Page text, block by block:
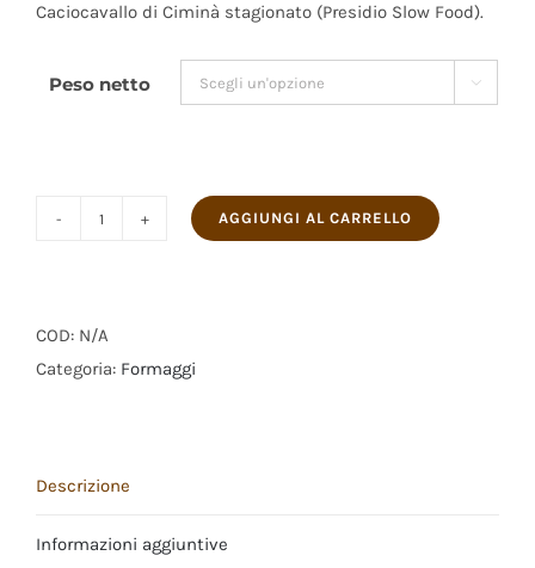
da
€15.00
Caciocavallo di Ciminà stagionato (Presidio Slow Food).
Peso netto 
Caciocavallo
AGGIUNGI AL CARRELLO
COD: N/A
Categoria: Formaggi
Descrizione
Informazioni aggiuntive